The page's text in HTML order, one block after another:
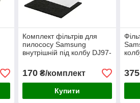
Комплект фільтрів для
пилососу Samsung
внутрішній під колбу DJ97-
170₴/комплект
Купити
375